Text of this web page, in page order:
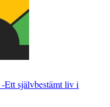
-Ett självbestämt liv i